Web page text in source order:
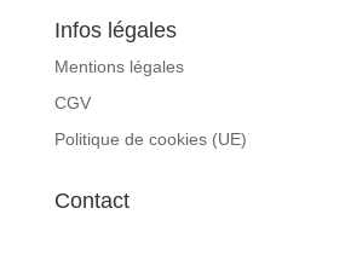
Infos légales
Mentions légales
CGV
Politique de cookies (UE)
Contact